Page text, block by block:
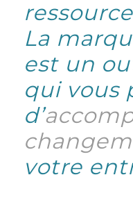
La
est un
qui vous
d’
votre